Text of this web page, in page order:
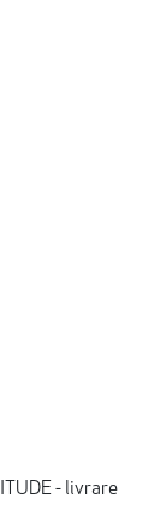
- livrare